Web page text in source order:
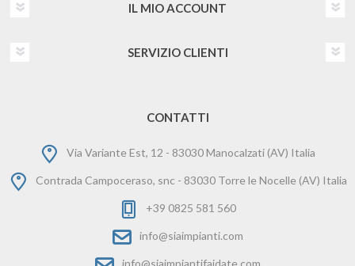
IL MIO ACCOUNT
SERVIZIO CLIENTI
CONTATTI
Via Variante Est, 12 - 83030 Manocalzati (AV) Italia
Contrada Campoceraso, snc - 83030 Torre le Nocelle (AV) Italia
+39 0825 581 560
info@siaimpianti.com
info@siaimpiantifaidate.com